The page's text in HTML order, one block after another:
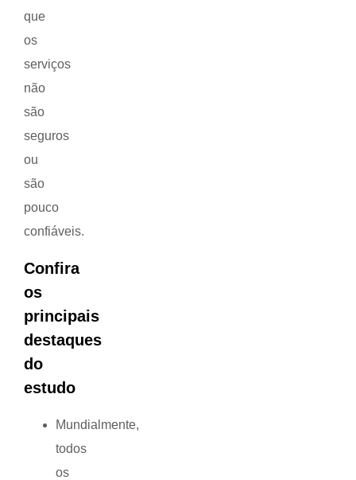
que
os
serviços
não
são
seguros
ou
são
pouco
confiáveis.
Confira
os
principais
destaques
do
estudo
Mundialmente,
todos
os